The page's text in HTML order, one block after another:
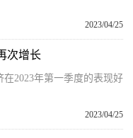
2023/04/25
次增长
2023年第一季度的表现好
2023/04/25